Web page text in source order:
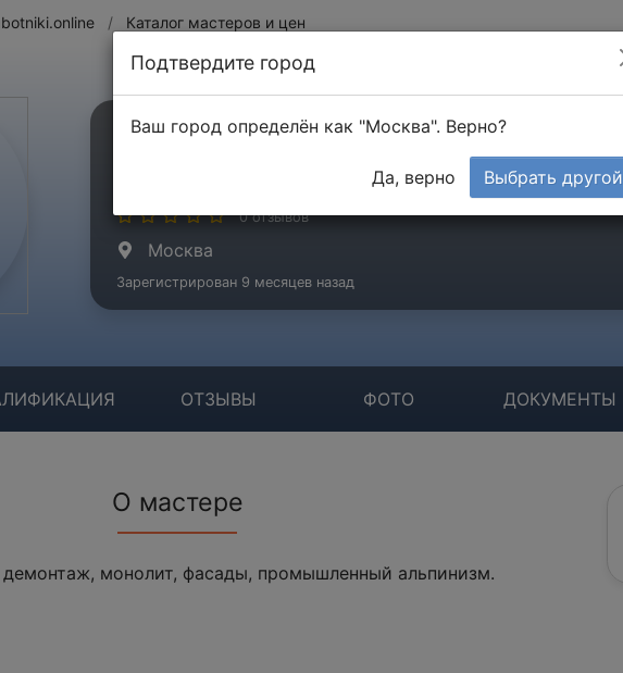
/ Каталог мастеров и цен
Артем Ярмеев
0 отзывов
Москва
Зарегистрирован 9 месяцев назад
ОТЗЫВЫ ФОТО ДОКУМЕНТЫ
О мастере
монолит, фасады, промышленный альпинизм.
Подтвердите город
Ваш город определён как "Москва". Верно?
Да, верно Выбрать другой